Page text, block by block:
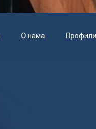
О нама Профили